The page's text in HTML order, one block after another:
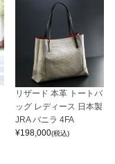
リザード 本革 トートバ
ッグ レディース 日本製
JRA バニラ 4FA
¥198,000(税込)